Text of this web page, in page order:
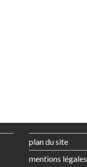
plan du site
mentions légales